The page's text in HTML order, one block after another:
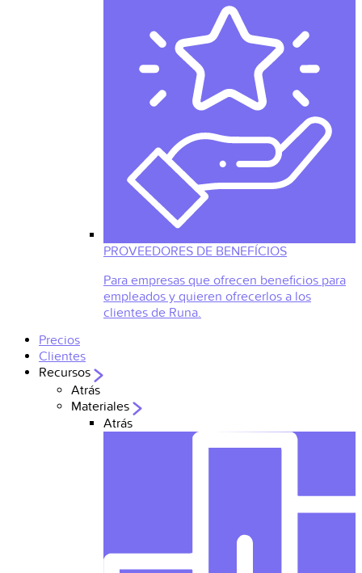
PROVEEDORES DE BENEFÍCIOS
Para empresas que ofrecen beneficios para
empleados y quieren ofrecerlos a los
clientes de Runa.
Precios
Clientes
Recursos
Atrás
Materiales
Atrás